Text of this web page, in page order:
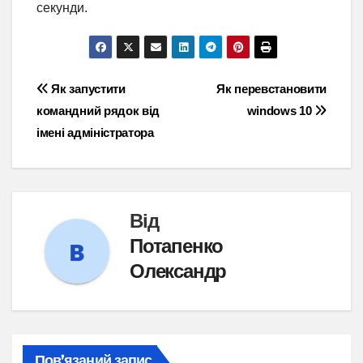
секунди.
Навігація
записів
Як перевстановити
windows 10
Як запустити
командний рядок від
імені адміністратора
Від
Потапенко
Олександр